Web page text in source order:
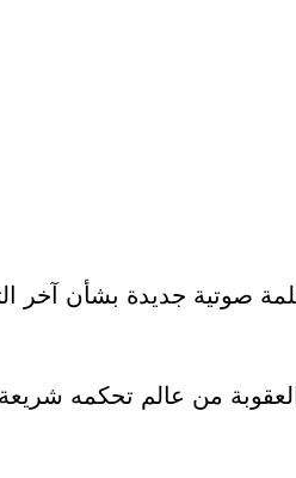
صوتية جديدة بشأن آخر
من عالم تحكمه